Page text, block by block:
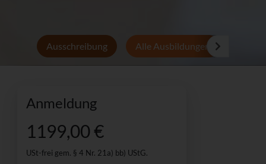
Ausschreibung Alle Ausbildungen
Anmeldung
1199,00 €
USt-frei gem. § 4 Nr. 21a) bb) UStG.